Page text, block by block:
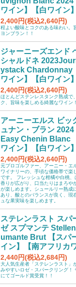
ワイン】【白ワイン】
2,400円(税込2,640円)
程よい酸味とコクのある味わい。
ヨンブラン！！
ジャーニーズエンド
シャルドネ
ystack Chardonnay
ワイン】【白ワイン】
2,400円(税込2,640円)
ほとんどステンレスタンク熟成で
ク、旨味を楽しめる綺麗なワイン
アーニーエルス ビッ
ュナン・ブラン
Easy Chenin Blanc
ワイン】【白ワイン】
2,400円(税込2,640円)
元プロゴルファー、アーニー・エ
ワイナリーの、手頃な価格帯で楽
です。 フレッシュな柑橘や白桃
香りが広がり、口当たりはまろや
が楽しめます。シュールリー熟成
あり、酸とのバランスが良く、現
ュな果実味を楽しめます。
ステレンラスト スパ
ゼ スプマンテ
umante Brut 【スパ
イン】【南アフリカ
2,440円(税込2,684円)
大人気生産者「ステレンラスト」
みやすいロゼ・スパークリング！
にてゴールド賞受賞！！